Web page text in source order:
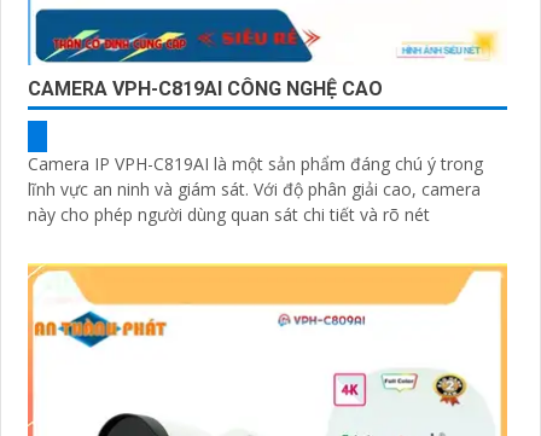
CAMERA VPH-C819AI CÔNG NGHỆ CAO
Camera IP VPH-C819AI là một sản phẩm đáng chú ý trong
lĩnh vực an ninh và giám sát. Với độ phân giải cao, camera
này cho phép người dùng quan sát chi tiết và rõ nét